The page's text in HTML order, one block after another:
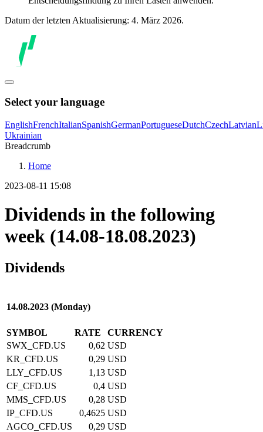
Datum der letzten Aktualisierung: 4. März 2026.
Select your language
EnglishFrenchItalianSpanishGermanPortugueseDutchCzechLatvian
Ukrainian
Breadcrumb
Home
2023-08-11 15:08
Dividends in the following
week (14.08-18.08.2023)
Dividends
14.08.2023 (Monday)
SYMBOL RATE
CURRENCY
SWX_CFD.US
0,62 USD
KR_CFD.US
0,29 USD
LLY_CFD.US
1,13 USD
CF_CFD.US
0,4 USD
MMS_CFD.US
0,28 USD
IP_CFD.US
0,4625 USD
AGCO_CFD.US
0,29 USD